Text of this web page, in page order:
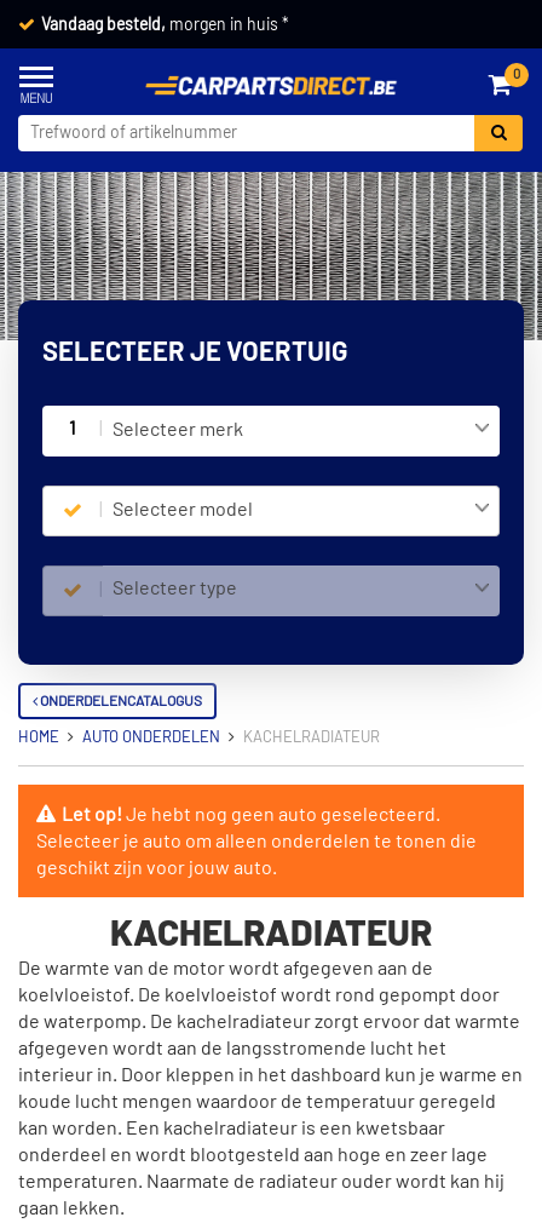
Vandaag besteld, morgen in huis *
0
SELECTEER JE VOERTUIG
1 Selecteer merk
Selecteer model
Selecteer type
ONDERDELENCATALOGUS
HOME AUTO ONDERDELEN KACHELRADIATEUR
Let op!Je hebt nog geen auto geselecteerd.
Selecteer je auto om alleen onderdelen te tonen die
geschikt zijn voor jouw auto.
KACHELRADIATEUR
De warmte van de motor wordt afgegeven aan de
koelvloeistof. De koelvloeistof wordt rond gepompt door
de waterpomp. De kachelradiateur zorgt ervoor dat warmte
afgegeven wordt aan de langsstromende lucht het
interieur in. Door kleppen in het dashboard kun je warme en
koude lucht mengen waardoor de temperatuur geregeld
kan worden. Een kachelradiateur is een kwetsbaar
onderdeel en wordt blootgesteld aan hoge en zeer lage
temperaturen. Naarmate de radiateur ouder wordt kan hij
gaan lekken.